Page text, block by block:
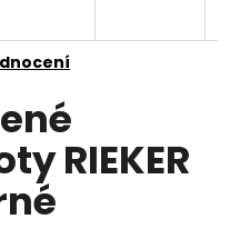
RIEKER